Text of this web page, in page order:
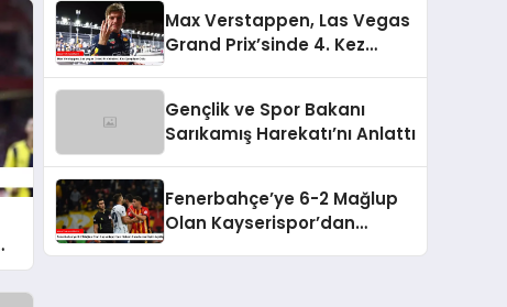
Max Verstappen, Las Vegas
Grand Prix’sinde 4. Kez
Gençlik ve Spor Bakanı
Sarıkamış Harekatı’nı Anlattı
Fenerbahçe’ye 6-2 Mağlup
Olan Kayserispor’dan